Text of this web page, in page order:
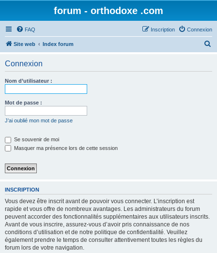
forum - orthodoxe .com
FAQ Connexion
Inscription
Site web Index forum
Connexion
Nom d’utilisateur :
Mot de passe :
J’ai oublié mon mot de passe
Se souvenir de moi
Masquer ma présence lors de cette session
INSCRIPTION
Vous devez être inscrit avant de pouvoir vous connecter. L’inscription est
rapide et vous offre de nombreux avantages. Les administrateurs du forum
peuvent accorder des fonctionnalités supplémentaires aux utilisateurs inscrits.
Avant de vous inscrire, assurez-vous d’avoir pris connaissance de nos
conditions d’utilisation et de notre politique de confidentialité. Veuillez
également prendre le temps de consulter attentivement toutes les règles du
forum lors de votre navigation.